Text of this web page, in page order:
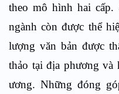
theo mô hình hai cấp.
ngành còn được thể
lượng văn bản được
thảo tại địa phương và
ương. Những đóng